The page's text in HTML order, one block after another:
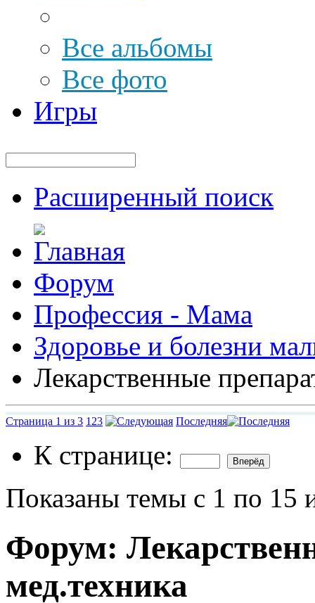
Все альбомы
Все фото
Игры
Расширенный поиск
Форум
Профессия - Мама
Здоровье и болезни
Лекарственные
Страница 1 из 3 1 23 Последняя
К странице:
Показаны темы с 1 по 15
Форум:
мед.техника